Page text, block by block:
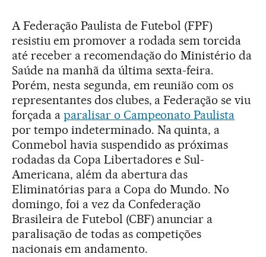
A Federação Paulista de Futebol (FPF)
resistiu em promover a rodada sem torcida
até receber a recomendação do Ministério da
Saúde na manhã da última sexta-feira.
Porém, nesta segunda, em reunião com os
representantes dos clubes, a Federação se viu
forçada a paralisar o Campeonato Paulista
por tempo indeterminado. Na quinta, a
Conmebol havia suspendido as próximas
rodadas da Copa Libertadores e Sul-
Americana, além da abertura das
Eliminatórias para a Copa do Mundo. No
domingo, foi a vez da Confederação
Brasileira de Futebol (CBF) anunciar a
paralisação de todas as competições
nacionais em andamento.